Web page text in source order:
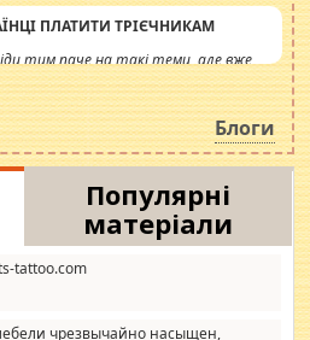
ПЛАТИТИ ТРІЄЧНИКАМ
тим паче на такі теми, але вже
сьогоднішні інсенуації
питання. Штучно
соціальна катастрофа.
Блоги
Популярні
матеріали
tattoo.com
чрезвычайно насыщен,